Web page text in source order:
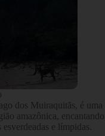
dos Muiraquitãs, é uma
amazônica, encantando
e límpidas.